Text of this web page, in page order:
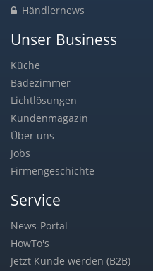
Händlernews
Unser Business
Küche
Badezimmer
Lichtlösungen
Kundenmagazin
Über uns
Jobs
Firmengeschichte
Service
News-Portal
HowTo's
Jetzt Kunde werden (B2B)